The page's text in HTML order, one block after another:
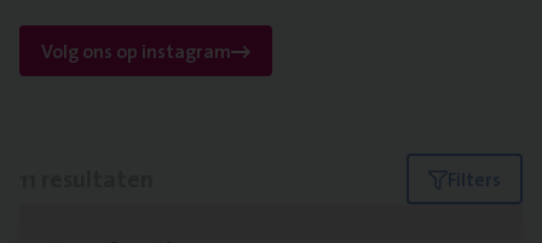
Volg ons op instagram
Filters